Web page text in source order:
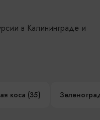
в Калининграде и
коса (35)